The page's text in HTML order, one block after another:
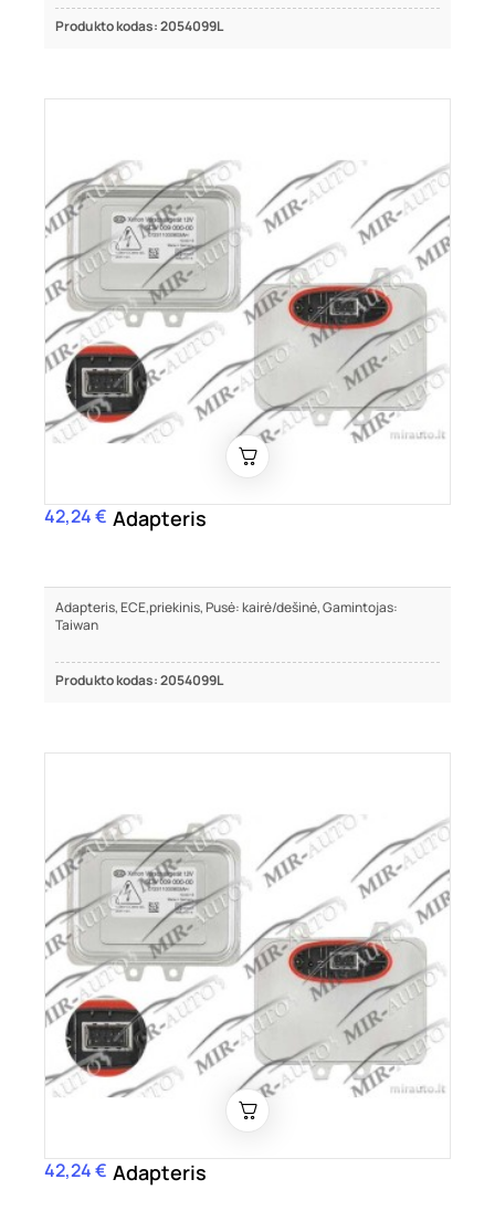
Produkto kodas: 2054099L
Kaina
42,24 € Adapteris
Adapteris, ECE,priekinis, Pusė: kairė/dešinė, Gamintojas:
Taiwan
Produkto kodas: 2054099L
Kaina
42,24 € Adapteris